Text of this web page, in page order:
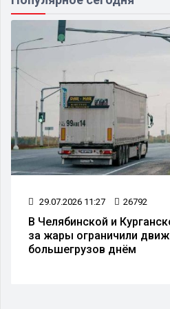
29.07.2026 11:27 26792
В Челябинской и
за жары ограничили
большегрузов днём